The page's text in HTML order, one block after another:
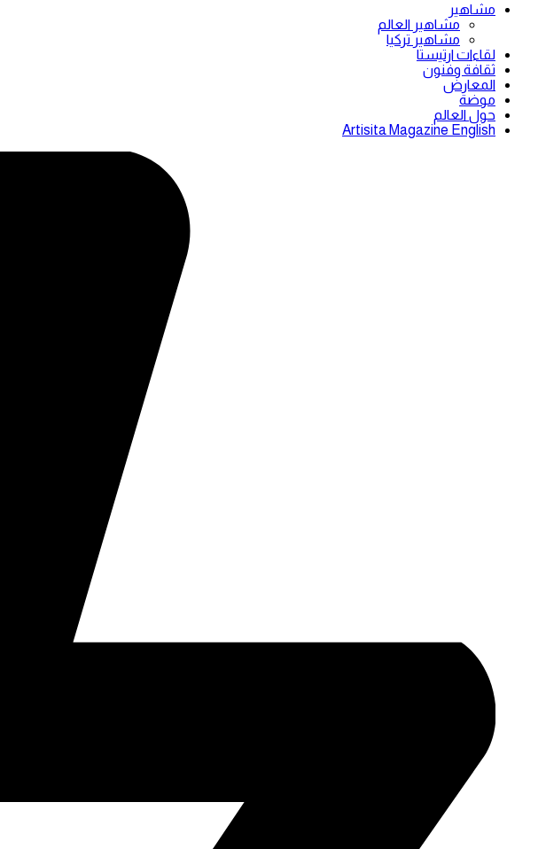
مشاهير
مشاهير العالم
مشاهير تركيا
لقاءات ارتيستا
ثقافة وفنون
المعارض
موضة
حول العالم
Artisita Magazine English